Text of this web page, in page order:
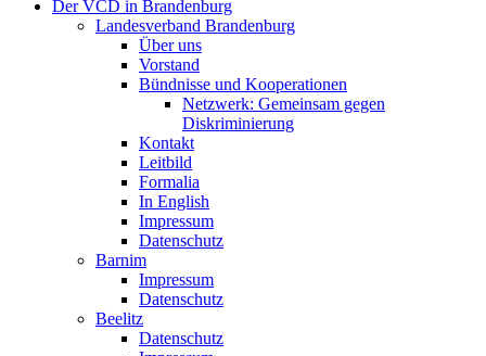
Der VCD in Brandenburg
Landesverband Brandenburg
Über uns
Vorstand
Bündnisse und Kooperationen
Netzwerk: Gemeinsam gegen
Diskriminierung
Kontakt
Leitbild
Formalia
In English
Impressum
Datenschutz
Barnim
Impressum
Datenschutz
Beelitz
Datenschutz